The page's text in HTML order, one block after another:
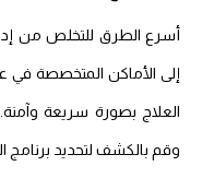
أسرع الطرق للتخلص من
إلى الأماكن المتخصصة
العلاج بصورة سريعة
وقم بالكشف لتحديد برنامج